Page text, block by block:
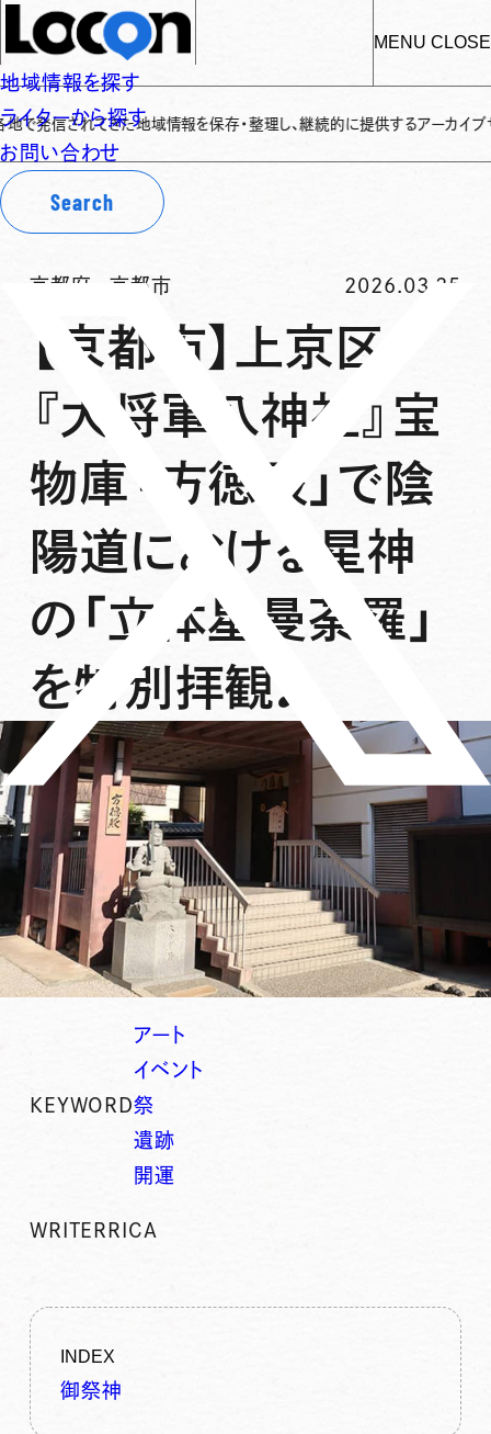
MENU CLOSE
地域情報を探す
ライターから探す
お問い合わせ
Search
てきた地域情報を保存・整理し、継続的に提供するアーカイブサイトです✌
京都府 -京都市 2026.03.25
【京都市】上京区
『大将軍八神社』宝
物庫「方徳殿」で陰
陽道における星神
の「立体星曼荼羅」
を特別拝観♪
KEYWORD
アート
イベント
祭
遺跡
開運
WRITER RICA
INDEX
御祭神